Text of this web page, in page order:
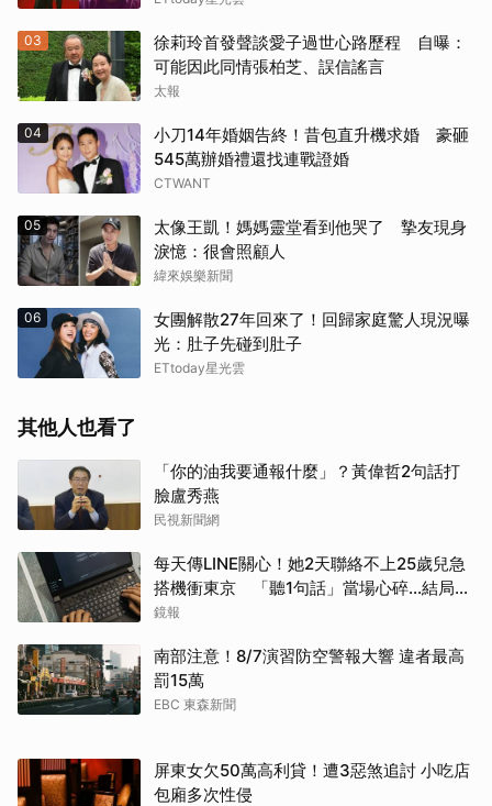
03
徐莉玲首發聲談愛子過世心路歷程 自曝：
可能因此同情張柏芝、誤信謠言
太報
04
小刀14年婚姻告終！昔包直升機求婚 豪砸
545萬辦婚禮還找連戰證婚
CTWANT
05
太像王凱！媽媽靈堂看到他哭了 摯友現身
淚憶：很會照顧人
緯來娛樂新聞
06
女團解散27年回來了！回歸家庭驚人現況曝
光：肚子先碰到肚子
ETtoday星光雲
其他人也看了
「你的油我要通報什麼」？黃偉哲2句話打
臉盧秀燕
民視新聞網
每天傳LINE關心！她2天聯絡不上25歲兒急
搭機衝東京 「聽1句話」當場心碎...結局看
哭網
鏡報
南部注意！8/7演習防空警報大響 違者最高
罰15萬
EBC 東森新聞
屏東女欠50萬高利貸！遭3惡煞追討 小吃店
包廂多次性侵